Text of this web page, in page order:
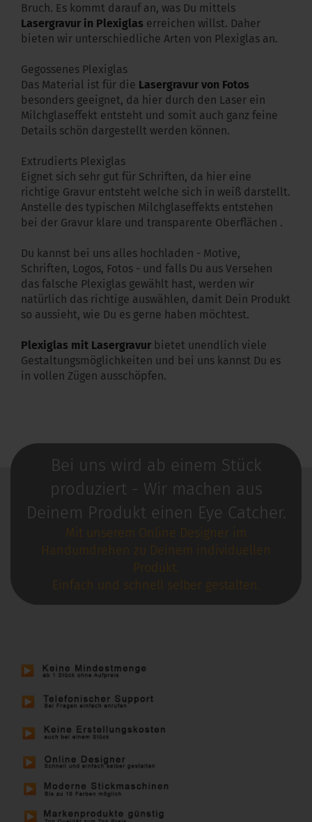
Bruch. Es kommt darauf an, was Du mittels
Lasergravur in Plexiglas erreichen willst. Daher
bieten wir unterschiedliche Arten von Plexiglas an.
Gegossenes Plexiglas
Das Material ist für die Lasergravur von Fotos
besonders geeignet, da hier durch den Laser ein
Milchglaseffekt entsteht und somit auch ganz feine
Details schön dargestellt werden können.
Extrudierts Plexiglas
Eignet sich sehr gut für Schriften, da hier eine
richtige Gravur entsteht welche sich in weiß darstellt.
Anstelle des typischen Milchglaseffekts entstehen
bei der Gravur klare und transparente Oberflächen .
Du kannst bei uns alles hochladen - Motive,
Schriften, Logos, Fotos - und falls Du aus Versehen
das falsche Plexiglas gewählt hast, werden wir
natürlich das richtige auswählen, damit Dein Produkt
so aussieht, wie Du es gerne haben möchtest.
Plexiglas mit Lasergravur bietet unendlich viele
Gestaltungsmöglichkeiten und bei uns kannst Du es
in vollen Zügen ausschöpfen.
Bei uns wird ab einem Stück
produziert - Wir machen aus
Deinem Produkt einen Eye Catcher.
Mit unserem Online Designer im
Handumdrehen zu Deinem individuellen
Produkt.
Einfach und schnell selber gestalten.